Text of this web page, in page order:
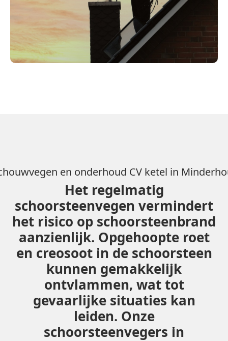
en onderhoud CV ketel in
Het regelmatig
schoorsteenvegen vermindert
het risico op schoorsteenbrand
aanzienlijk. Opgehoopte roet
en creosoot in de schoorsteen
kunnen gemakkelijk
ontvlammen, wat tot
gevaarlijke situaties kan
leiden. Onze
schoorsteenvegers in